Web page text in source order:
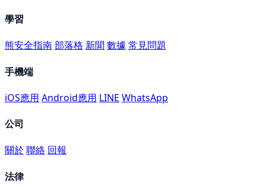
學習
熊安全指南部落格 新聞數據 常見問題
手機端
iOS應用 Android應用 LINE WhatsApp
公司
關於聯絡 回報
法律